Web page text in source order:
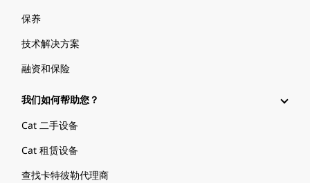
保养
技术解决方案
融资和保险
我们如何帮助您？
Cat 二手设备
Cat 租赁设备
查找卡特彼勒代理商